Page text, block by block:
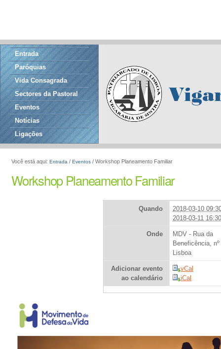
Entrada
Paróquias
Vida Consagrada
Sectores da Pastoral
Eventos
Notícias
Ligações
Você está aqui: Entrada / Eventos / Workshop Planeamento Familiar
Workshop Planeamento Familiar
Quando
2018-03-10
2018-03-11
Onde
MDV - Rua da
Beneficência, nº
Lisboa
Adicionar evento
ao calendário
vCal
iCal